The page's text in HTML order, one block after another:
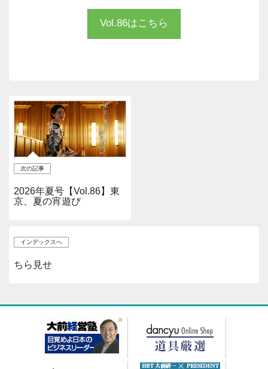
Vol.86はこちら
次の記事
2026年夏号【Vol.86】東
京、夏の宵遊び
インデックスへ
ちら見せ